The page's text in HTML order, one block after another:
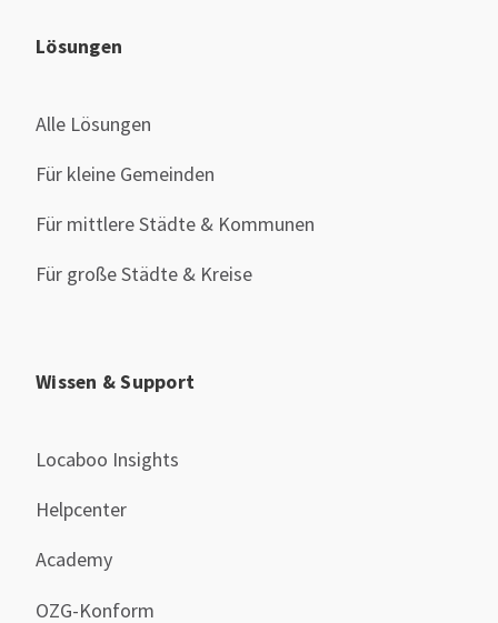
Lösungen
Alle Lösungen
Für kleine Gemeinden
Für mittlere Städte & Kommunen
Für große Städte & Kreise
Wissen & Support
Locaboo Insights
Helpcenter
Academy
OZG-Konform